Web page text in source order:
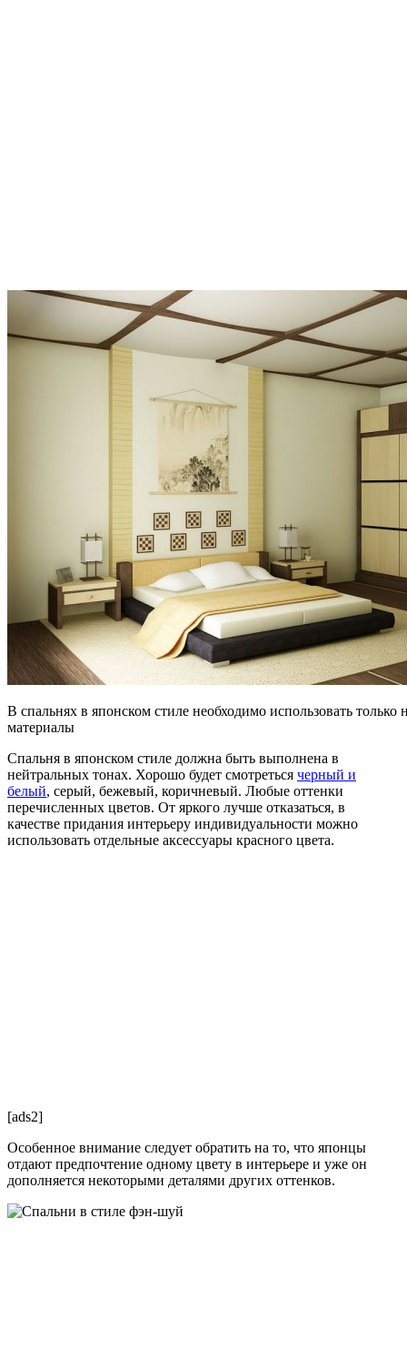
В спальнях в японском стиле необходимо использовать только
материалы
Спальня в японском стиле должна быть выполнена в
нейтральных тонах. Хорошо будет смотреться черный и
белый, серый, бежевый, коричневый. Любые оттенки
перечисленных цветов. От яркого лучше отказаться, в
качестве придания интерьеру индивидуальности можно
использовать отдельные аксессуары красного цвета.
[ads2]
Особенное внимание следует обратить на то, что японцы
отдают предпочтение одному цвету в интерьере и уже он
дополняется некоторыми деталями других оттенков.